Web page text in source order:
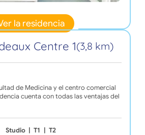
la residencia
Centre 1(3,8 km)
de Medicina y el centro comercial
cuenta con todas las ventajas del
Studio | T1 | T2